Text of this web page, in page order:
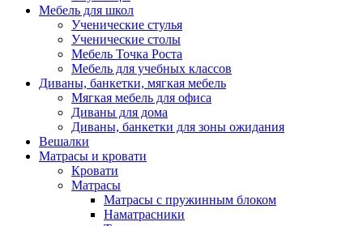
Мебель для школ
Ученические стулья
Ученические столы
Мебель Точка Роста
Мебель для учебных классов
Диваны, банкетки, мягкая мебель
Мягкая мебель для офиса
Диваны для дома
Диваны, банкетки для зоны ожидания
Вешалки
Матрасы и кровати
Кровати
Матрасы
Матрасы с пружинным блоком
Наматрасники